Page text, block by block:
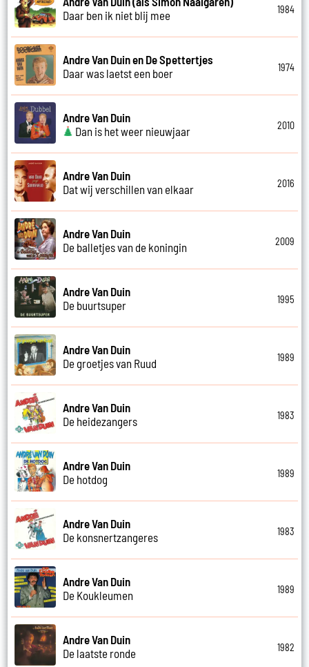
Daar ben ik niet blij mee
1984
Andre Van Duin en De Spettertjes
Daar was laetst een boer
1974
Andre Van Duin
Dan is het weer nieuwjaar
2010
Andre Van Duin
Dat wij verschillen van elkaar
2016
Andre Van Duin
De balletjes van de koningin
2009
Andre Van Duin
De buurtsuper
1995
Andre Van Duin
De groetjes van Ruud
1989
Andre Van Duin
De heidezangers
1983
Andre Van Duin
De hotdog
1989
Andre Van Duin
De konsnertzangeres
1983
Andre Van Duin
De Koukleumen
1989
Andre Van Duin
De laatste ronde
1982